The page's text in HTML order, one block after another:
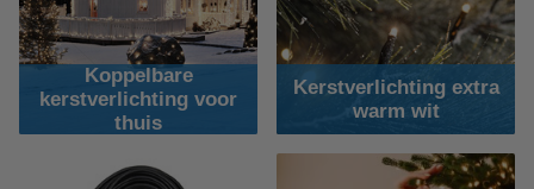
Koppelbare
kerstverlichting voor
thuis
Kerstverlichting extra
warm wit